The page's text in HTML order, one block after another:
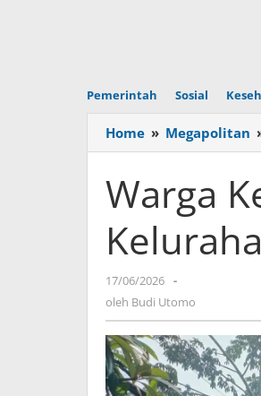
Pemerintah Sosial
Home » Megapolitan
Warga
17/06/2026 oleh
Budi
-
oleh Budi Utomo